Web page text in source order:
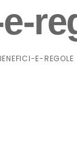
E-REGOLE